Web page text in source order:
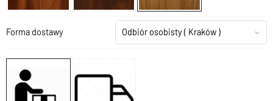
Forma dostawy Odbiór osobisty( Kraków )